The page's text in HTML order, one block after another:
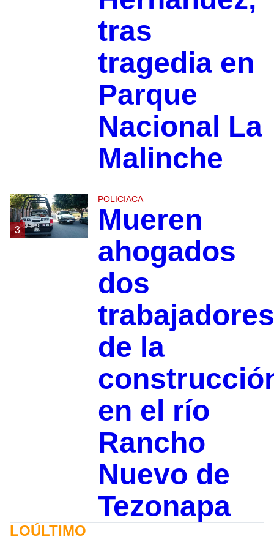
tras
tragedia en
Parque
Nacional La
Malinche
3
POLICIACA
Mueren
ahogados
dos
trabajadores
de la
en el río
Rancho
Nuevo de
Tezonapa
LOÚLTIMO